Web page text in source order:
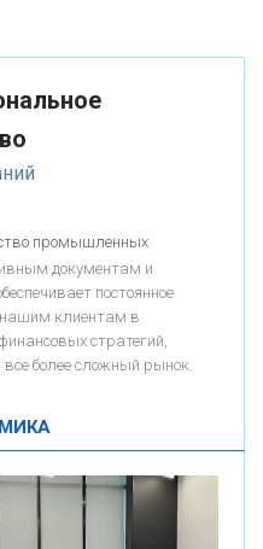
за пять лет
промышленных
документам и
постоянное
клиентам в
стратегий,
более сложный рынок.